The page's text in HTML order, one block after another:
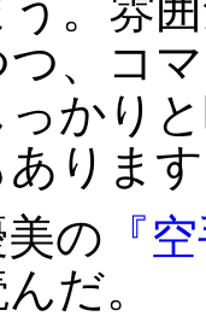
つ、コ
っかり
りま
美の 『
だ。